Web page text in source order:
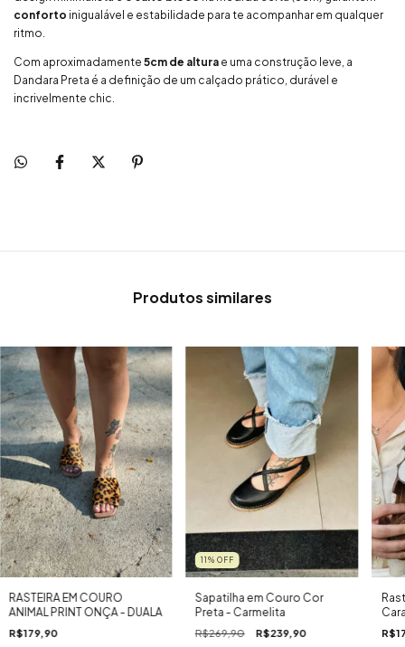
conforto inigualável e estabilidade para te acompanhar em qualquer
ritmo.
Com aproximadamente 5cm de altura e uma construção leve, a
Dandara Preta é a definição de um calçado prático, durável e
incrivelmente chic.
Produtos similares
RASTEIRA EM COURO
ANIMAL PRINT ONÇA - DUALA
R$179,90
11 % OFF
Sapatilha em Couro Cor
Preta - Carmelita
R$269,90 R$239,90